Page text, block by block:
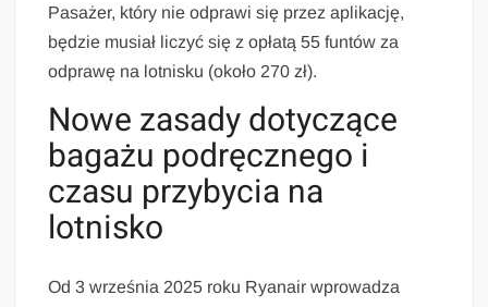
Pasażer, który nie odprawi się przez aplikację,
będzie musiał liczyć się z opłatą 55 funtów za
odprawę na lotnisku (około 270 zł).
Nowe zasady dotyczące
bagażu podręcznego i
czasu przybycia na
lotnisko
Od 3 września 2025 roku Ryanair wprowadza